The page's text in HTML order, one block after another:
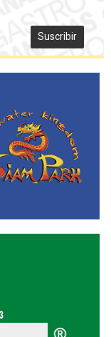
Suscribir